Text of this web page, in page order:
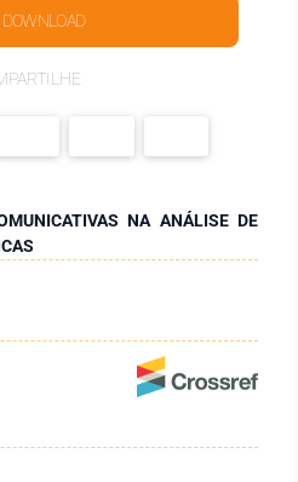
DOWNLOAD
NA ANÁLISE DE